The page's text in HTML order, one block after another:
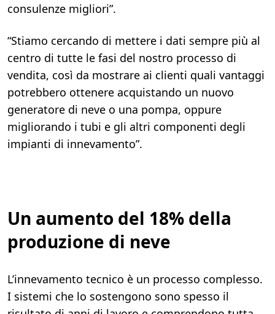
consulenze migliori”.
“Stiamo cercando di mettere i dati sempre più al
centro di tutte le fasi del nostro processo di
vendita, così da mostrare ai clienti quali vantaggi
potrebbero ottenere acquistando un nuovo
generatore di neve o una pompa, oppure
migliorando i tubi e gli altri componenti degli
impianti di innevamento”.
Un aumento del 18% della
produzione di neve
L’innevamento tecnico è un processo complesso.
I sistemi che lo sostengono sono spesso il